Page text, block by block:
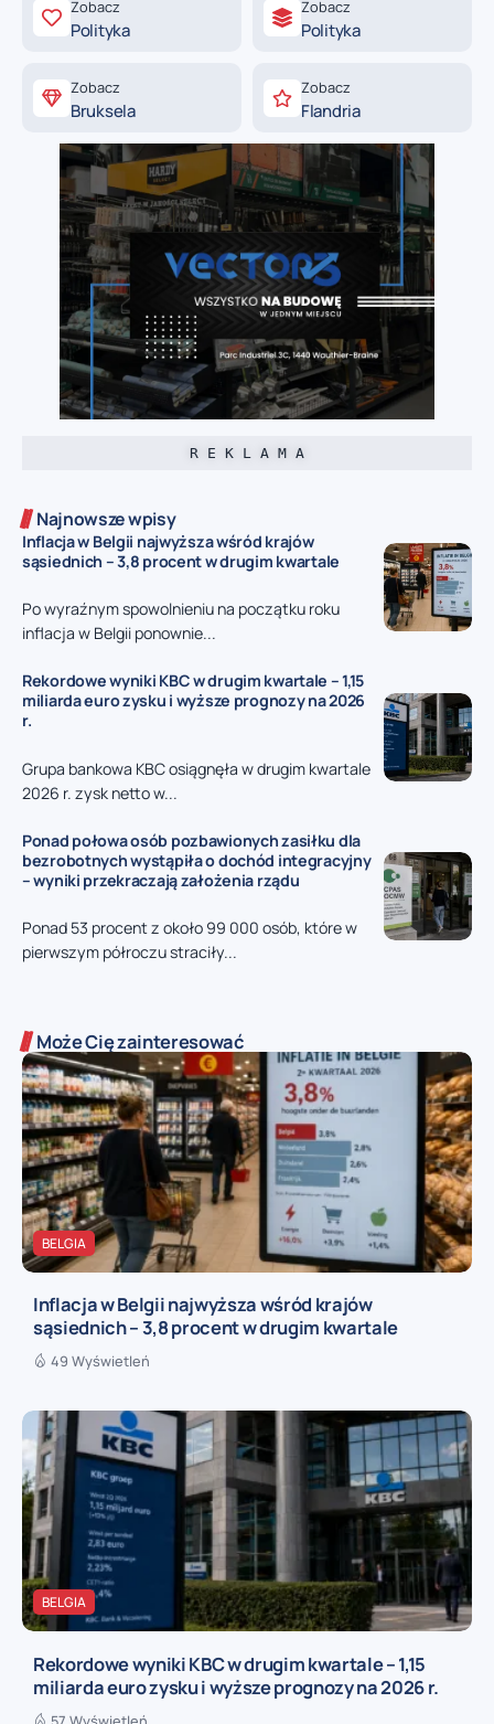
Zobacz
Polityka
Zobacz
Polityka
Zobacz
Bruksela
Zobacz
Flandria
R E K L A M A
Najnowsze wpisy
Inflacja w Belgii najwyższa wśród krajów
sąsiednich – 3,8 procent w drugim kwartale
Po wyraźnym spowolnieniu na początku roku
inflacja w Belgii ponownie...
Rekordowe wyniki KBC w drugim kwartale – 1,15
miliarda euro zysku i wyższe prognozy na 2026
r.
Grupa bankowa KBC osiągnęła w drugim kwartale
2026 r. zysk netto w...
Ponad połowa osób pozbawionych zasiłku dla
bezrobotnych wystąpiła o dochód integracyjny
– wyniki przekraczają założenia rządu
Ponad 53 procent z około 99 000 osób, które w
pierwszym półroczu straciły...
Może Cię zainteresować
BELGIA
Inflacja w Belgii najwyższa wśród krajów
sąsiednich – 3,8 procent w drugim kwartale
49 Wyświetleń
BELGIA
Rekordowe wyniki KBC w drugim kwartale – 1,15
miliarda euro zysku i wyższe prognozy na 2026 r.